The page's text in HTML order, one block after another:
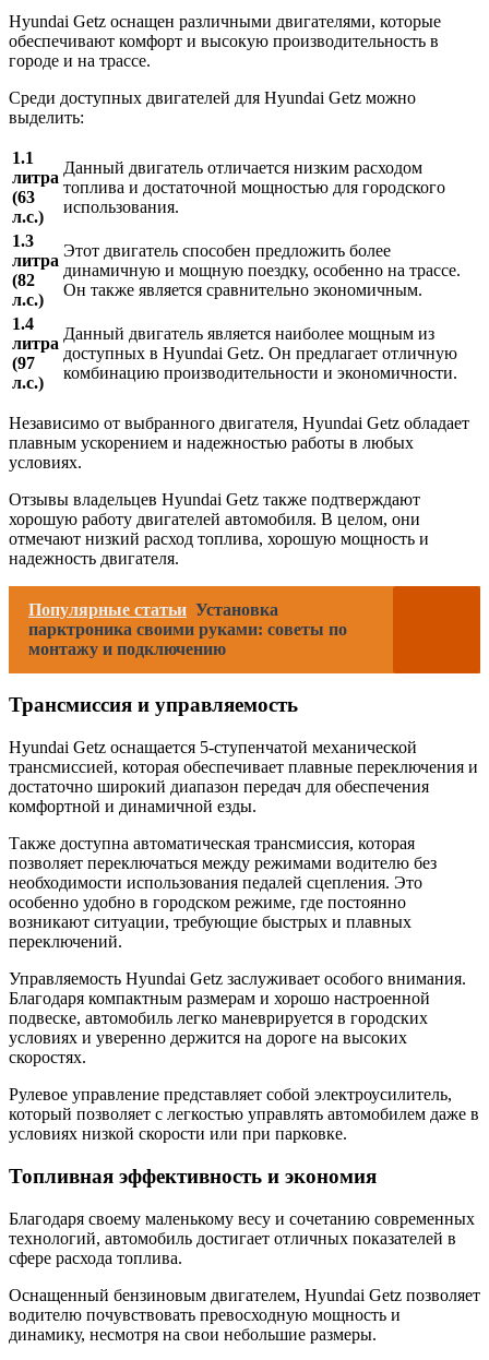
Hyundai Getz оснащен различными двигателями, которые
обеспечивают комфорт и высокую производительность в
городе и на трассе.
Среди доступных двигателей для Hyundai Getz можно
выделить:
1.1
литра
(63
л.с.)
Данный двигатель отличается низким расходом
топлива и достаточной мощностью для городского
использования.
1.3
литра
(82
л.с.)
Этот двигатель способен предложить более
динамичную и мощную поездку, особенно на трассе.
Он также является сравнительно экономичным.
1.4
литра
(97
л.с.)
Данный двигатель является наиболее мощным из
доступных в Hyundai Getz. Он предлагает отличную
комбинацию производительности и экономичности.
Независимо от выбранного двигателя, Hyundai Getz обладает
плавным ускорением и надежностью работы в любых
условиях.
Отзывы владельцев Hyundai Getz также подтверждают
хорошую работу двигателей автомобиля. В целом, они
отмечают низкий расход топлива, хорошую мощность и
надежность двигателя.
Популярные статьи Установка
парктроника своими руками: советы по
монтажу и подключению
Трансмиссия и управляемость
Hyundai Getz оснащается 5-ступенчатой механической
трансмиссией, которая обеспечивает плавные переключения и
достаточно широкий диапазон передач для обеспечения
комфортной и динамичной езды.
Также доступна автоматическая трансмиссия, которая
позволяет переключаться между режимами водителю без
необходимости использования педалей сцепления. Это
особенно удобно в городском режиме, где постоянно
возникают ситуации, требующие быстрых и плавных
переключений.
Управляемость Hyundai Getz заслуживает особого внимания.
Благодаря компактным размерам и хорошо настроенной
подвеске, автомобиль легко маневрируется в городских
условиях и уверенно держится на дороге на высоких
скоростях.
Рулевое управление представляет собой электроусилитель,
который позволяет с легкостью управлять автомобилем даже в
условиях низкой скорости или при парковке.
Топливная эффективность и экономия
Благодаря своему маленькому весу и сочетанию современных
технологий, автомобиль достигает отличных показателей в
сфере расхода топлива.
Оснащенный бензиновым двигателем, Hyundai Getz позволяет
водителю почувствовать превосходную мощность и
динамику, несмотря на свои небольшие размеры.